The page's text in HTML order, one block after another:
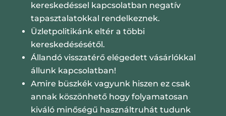
kereskedéssel kapcsolatban negatív
tapasztalatokkal rendelkeznek.
Üzletpolitikánk eltér a többi
kereskedésésétől.
Állandó visszatérő elégedett vásárlókkal
állunk kapcsolatban!
Amire büszkék vagyunk hiszen ez csak
annak köszönhető hogy folyamatosan
kiváló minőségű használtruhát tudunk